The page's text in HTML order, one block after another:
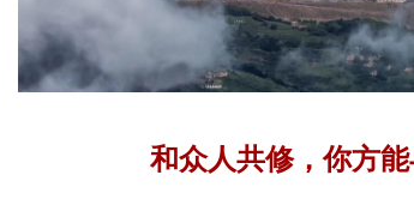
和众人共修，你方